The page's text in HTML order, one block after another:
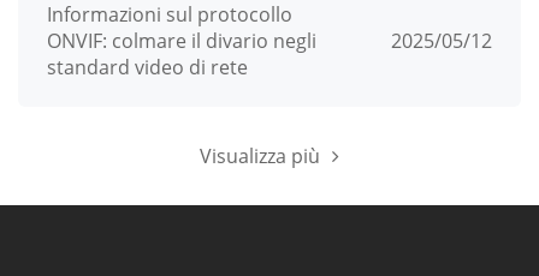
Informazioni sul protocollo
ONVIF: colmare il divario negli
standard video di rete
2025/05/12
Visualizza più